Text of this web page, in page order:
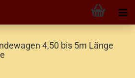
4,50 bis 5m Länge